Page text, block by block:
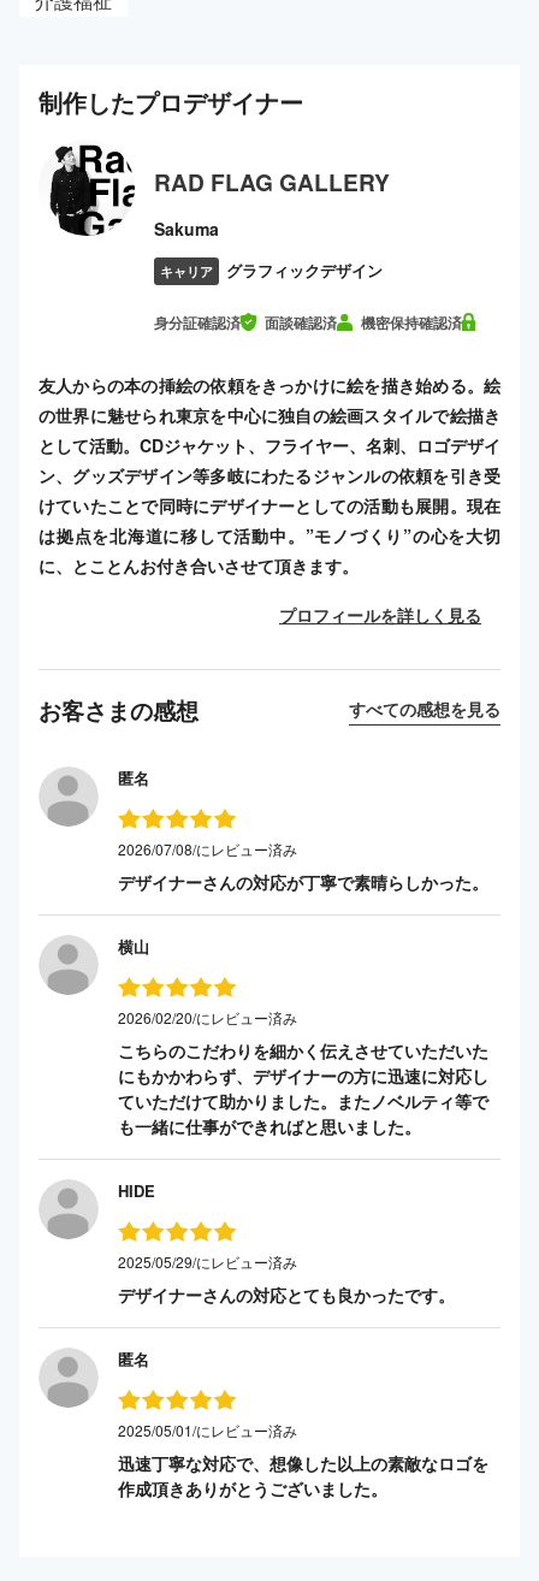
制作したプロデザイナー
RAD FLAG GALLERY
Sakuma
キャリア グラフィックデザイン
身分証確認済 面談確認済 機密保持確認済
友人からの本の挿絵の依頼をきっかけに絵を描き始める。絵
の世界に魅せられ東京を中心に独自の絵画スタイルで絵描き
として活動。CDジャケット、フライヤー、名刺、ロゴデザイ
ン、グッズデザイン等多岐にわたるジャンルの依頼を引き受
けていたことで同時にデザイナーとしての活動も展開。現在
は拠点を北海道に移して活動中。”モノづくり”の心を大切
に、とことんお付き合いさせて頂きます。
プロフィールを詳しく見る
お客さまの感想 すべての感想を見る
匿名
2026/07/08/にレビュー済み
デザイナーさんの対応が丁寧で素晴らしかった。
横山
2026/02/20/にレビュー済み
こちらのこだわりを細かく伝えさせていただいた
にもかかわらず、デザイナーの方に迅速に対応し
ていただけて助かりました。またノベルティ等で
も一緒に仕事ができればと思いました。
HIDE
2025/05/29/にレビュー済み
デザイナーさんの対応とても良かったです。
匿名
2025/05/01/にレビュー済み
迅速丁寧な対応で、想像した以上の素敵なロゴを
作成頂きありがとうございました。